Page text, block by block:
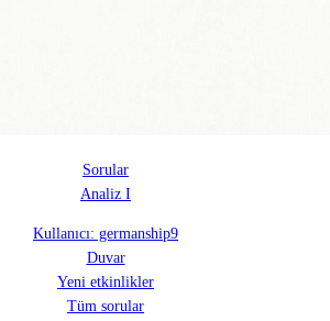
Sorular
Analiz I
Kullanıcı: germanship9
Duvar
Yeni etkinlikler
Tüm sorular